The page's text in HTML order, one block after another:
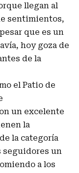
llegan al
sentimientos,
que es un
hoy goza de
de la
el Patio de
un excelente
la
la categoría
seguidores un
a los